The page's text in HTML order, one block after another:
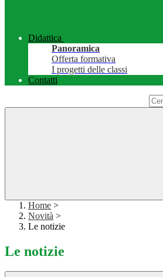
Didattica
Panoramica
Offerta formativa
I progetti delle classi
Contatti
Home >
Novità >
Le notizie
Le notizie